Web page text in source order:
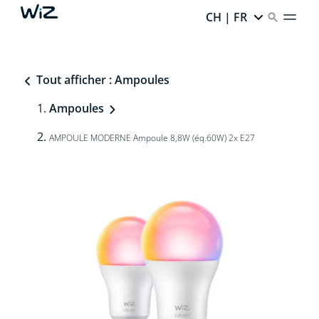
CH | FR
Tout afficher : Ampoules
Ampoules
AMPOULE MODERNE Ampoule 8,8W (éq.60W) 2x E27